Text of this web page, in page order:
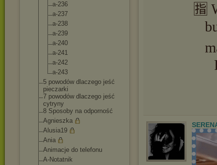
a-236
a-237
a-238
a-239
a-240
a-241
a-242
a-243
5 powodów dlaczego jeść
pieczarki
7 powodów dlaczego jeść
cytryny
8 Sposoby na odporność
Agnieszka
Alusia19
Ania
Animacje do telefonu
A-Notatnik
🈯️